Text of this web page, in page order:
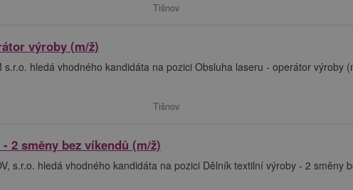
Tišnov
výroby (m/ž)
s.r.o. hledá vhodného kandidáta na pozici Obsluha laseru - operátor výroby
Tišnov
2 směny bez víkendů (m/ž)
s.r.o. hledá vhodného kandidáta na pozici Dělník textilní výroby - 2 směny